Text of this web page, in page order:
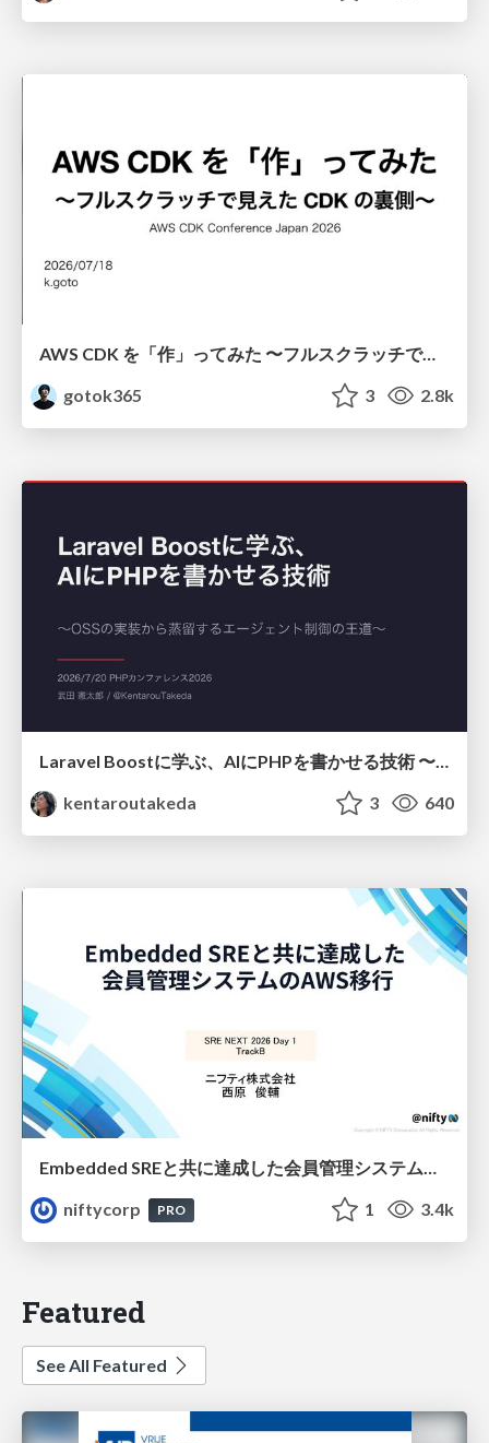
AWS CDK を「作」ってみた 〜フルスクラッチで見えた CDK の裏側〜 / aws-cdk-from-scratch
gotok365
3 2.8k
kentaroutakeda
3 640
Embedded SREと共に達成した会員管理システムのAWS移行 - SRE NEXT 2026 ランチスポンサーセッション
niftycorp
PRO 1 3.4k
Featured
See All Featured